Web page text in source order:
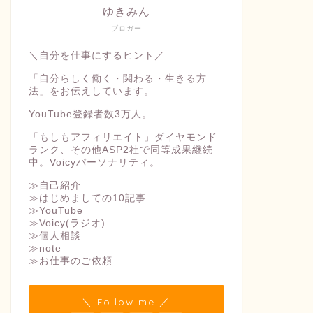
ブロガー
ゆきみん
＼自分を仕事にするヒント／
「自分らしく働く・関わる・生きる方
法」をお伝えしています。
YouTube登録者数3万人。
「もしもアフィリエイト」ダイヤモンド
ランク、その他ASP2社で同等成果継続
中。Voicyパーソナリティ。
≫自己紹介
≫はじめましての10記事
≫YouTube
≫Voicy(ラジオ)
≫個人相談
≫note
≫お仕事のご依頼
＼ Follow me ／